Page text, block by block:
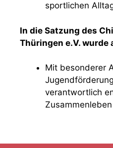
sportlichen
In die Satzung des
Thüringen e.V.
Mit besonderer
verantwortlich